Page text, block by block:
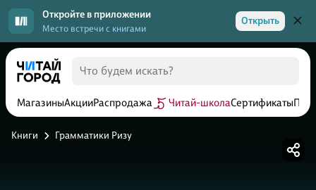
Откройте в приложении
Место встречи с книгами
Открыть
МагазиныАкцииРаспродажа Читай-школаСертификаты
Книги Грамматики Ризу